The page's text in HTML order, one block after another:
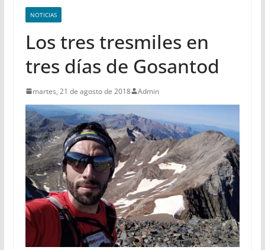
NOTICIAS
Los tres tresmiles en
tres días de Gosantod
martes, 21 de agosto de 2018 Admin